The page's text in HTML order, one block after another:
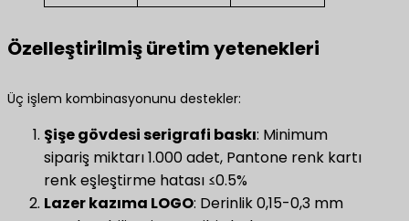
Özelleştirilmiş üretim yetenekleri
Üç işlem kombinasyonunu destekler:
​Şişe gövdesi serigrafi baskı​​: Minimum
sipariş miktarı 1.000 adet, Pantone renk kartı
renk eşleştirme hatası ≤0.5%
Lazer kazıma LOGO​: Derinlik 0,15-0,3 mm